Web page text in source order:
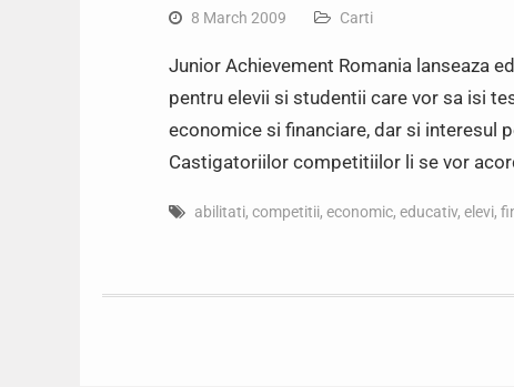
8 March 2009 Carti
Junior Achievement Romania lanseaza
pentru elevii si studentii care vor sa isi
economice si financiare, dar si interesul
Castigatoriilor competitiilor li se vor
abilitati, competitii, economic, educativ, elevi,